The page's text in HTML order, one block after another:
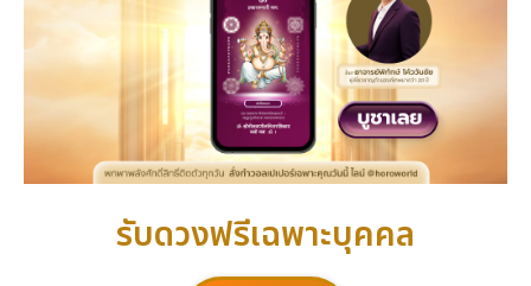
รับดวงฟรีเฉพาะบุคคล